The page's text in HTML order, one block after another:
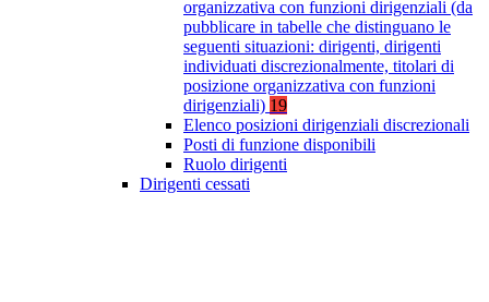
organizzativa con funzioni dirigenziali (da
pubblicare in tabelle che distinguano le
seguenti situazioni: dirigenti, dirigenti
individuati discrezionalmente, titolari di
posizione organizzativa con funzioni
dirigenziali) 19
Elenco posizioni dirigenziali discrezionali
Posti di funzione disponibili
Ruolo dirigenti
Dirigenti cessati